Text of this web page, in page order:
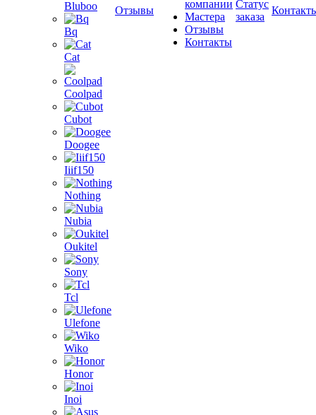
Bluboo
Bq
Cat
Coolpad
Cubot
Doogee
Iiif150
Nothing
Nubia
Oukitel
Sony
Tcl
Ulefone
Wiko
Honor
Inoi
Отзывы
компании
Мастера
Отзывы
Контакты
Статус
заказа